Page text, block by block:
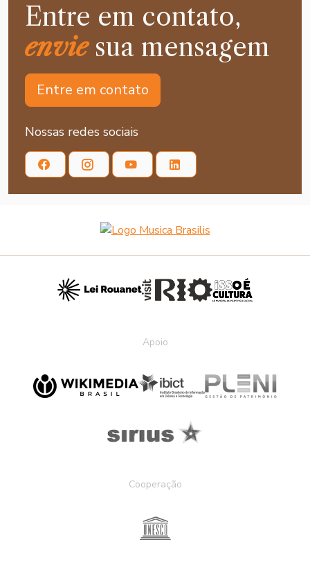
Entre em contato,
enviesua mensagem
Entre em contato
Nossas redes sociais
Apoio
Cooperação